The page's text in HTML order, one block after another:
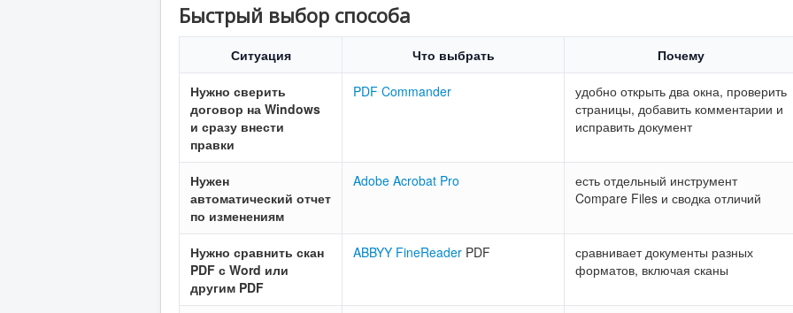
Быстрый выбор способа
Ситуация Что выбрать Почему
Нужно сверить
договор на Windows
и сразу внести
правки
PDF Commander
удобно открыть два окна, проверить
страницы, добавить комментарии и
исправить документ
Нужен
автоматический отчет
по изменениям
Adobe Acrobat Pro
есть отдельный инструмент
Compare Files и сводка отличий
Нужно сравнить скан
PDF с Word или
другим PDF
ABBYY FineReader PDF
сравнивает документы разных
форматов, включая сканы